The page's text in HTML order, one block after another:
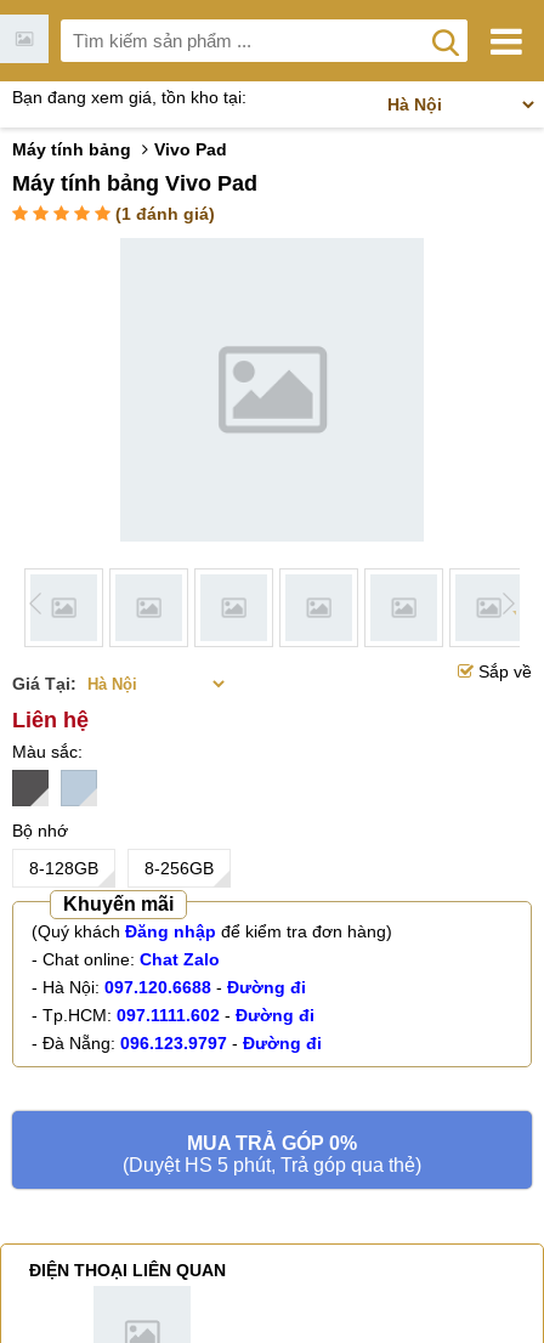
Bạn đang xem giá, tồn kho tại:
Máy tính bảng Vivo Pad
Máy tính bảng Vivo Pad
(1 đánh giá)
Giá Tại:
Liên hệ
Sắp về
Màu sắc
Bộ nhớ
8-128GB
8-256GB
Khuyến mãi
(Quý khách Đăng nhập để kiểm tra đơn hàng)
- Chat online: Chat Zalo
- Hà Nội: 097.120.6688 - Đường đi
- Tp.HCM: 097.1111.602 - Đường đi
- Đà Nẵng: 096.123.9797 - Đường đi
MUA TRẢ GÓP 0%
(Duyệt HS 5 phút, Trả góp qua thẻ)
ĐIỆN THOẠI LIÊN QUAN